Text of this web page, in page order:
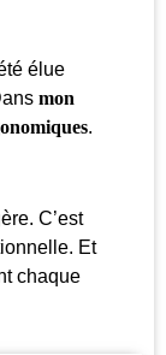
élue
mon
.
C’est
Et
chaque